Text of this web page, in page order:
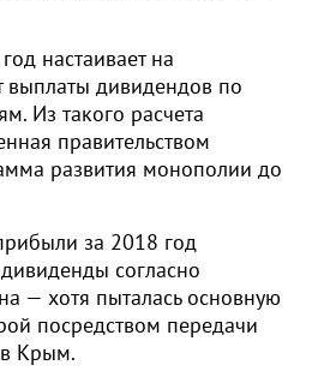
настаивает на
выплаты дивидендов по
Из такого расчета
правительством
развития монополии до
за 2018 год
согласно
— хотя пыталась основную
посредством передачи
в Крым.